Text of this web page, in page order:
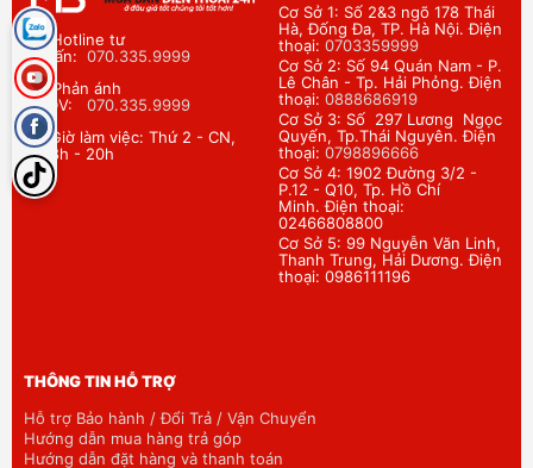
Hotline tư
vấn: 070.335.9999
Phản ánh
DV: 070.335.9999
Giờ làm việc: Thứ 2 - CN,
8h - 20h
Cơ Sở 1: Số 2&3 ngõ 178 Thái
Hà, Đống Đa, TP. Hà Nội. Điện
thoại: 0703359999
Cơ Sở 2: Số 94 Quán Nam - P.
Lê Chân - Tp. Hải Phỏng. Điện
thoại: 0888686919
Cơ Sở 3: Số 297 Lương Ngọc
Quyến, Tp.Thái Nguyên. Điện
thoại: 0798896666
Cơ Sở 4: 1902 Đường 3/2 -
P.12 - Q10, Tp. Hồ Chí
Minh. Điện thoại:
02466808800
Cơ Sở 5: 99 Nguyễn Văn Linh,
Thanh Trung, Hải Dương. Điện
thoại: 0986111196
THÔNG TIN HỖ TRỢ
Hỗ trợ Bảo hành / Đổi Trả / Vận Chuyển
Hướng dẫn mua hàng trả góp
Hướng dẫn đặt hàng và thanh toán